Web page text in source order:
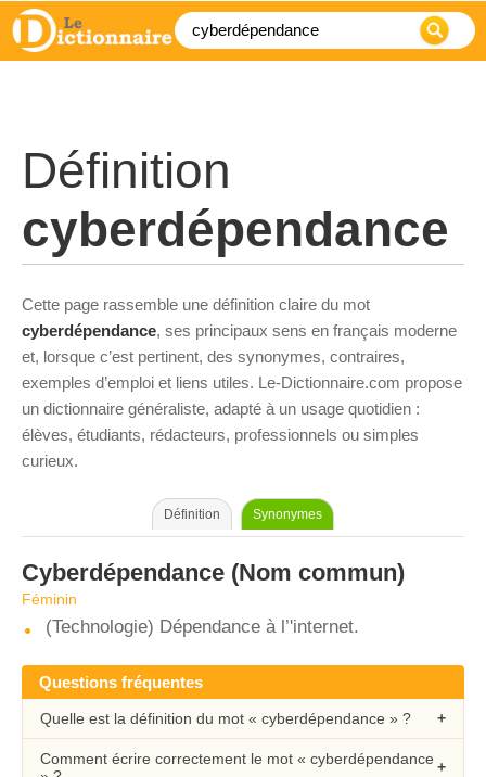
Définition
cyberdépendance
Cette page rassemble une définition claire du mot
cyberdépendance, ses principaux sens en français moderne
et, lorsque c’est pertinent, des synonymes, contraires,
exemples d’emploi et liens utiles. Le-Dictionnaire.com propose
un dictionnaire généraliste, adapté à un usage quotidien :
élèves, étudiants, rédacteurs, professionnels ou simples
curieux.
Définition Synonymes
Cyberdépendance (Nom commun)
Féminin
(Technologie) Dépendance à l’'internet.
Questions fréquentes
Quelle est la définition du mot « cyberdépendance » ?
Comment écrire correctement le mot « cyberdépendance